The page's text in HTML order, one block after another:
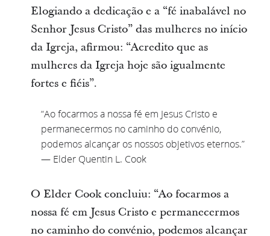
Elogiando a dedicação e a “fé inabalável no
Senhor Jesus Cristo” das mulheres no início
da Igreja, afirmou: “Acredito que as
mulheres da Igreja hoje são igualmente
fortes e fiéis”.
“Ao focarmos a nossa fé em Jesus Cristo e
permanecermos no caminho do convénio,
podemos alcançar os nossos objetivos eternos.”
— Elder Quentin L. Cook
O Elder Cook concluiu: “Ao focarmos a
nossa fé em Jesus Cristo e permanecermos
no caminho do convénio, podemos alcançar